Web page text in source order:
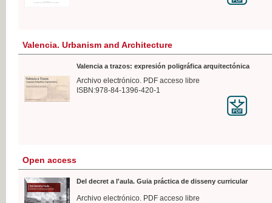
Valencia. Urbanism and Architecture
Valencia a trazos: expresión poligráfica arquitectónica
Archivo electrónico. PDF acceso libre
ISBN:978-84-1396-420-1
Open access
Del decret a l'aula. Guia práctica de disseny curricular
Archivo electrónico. PDF acceso libre